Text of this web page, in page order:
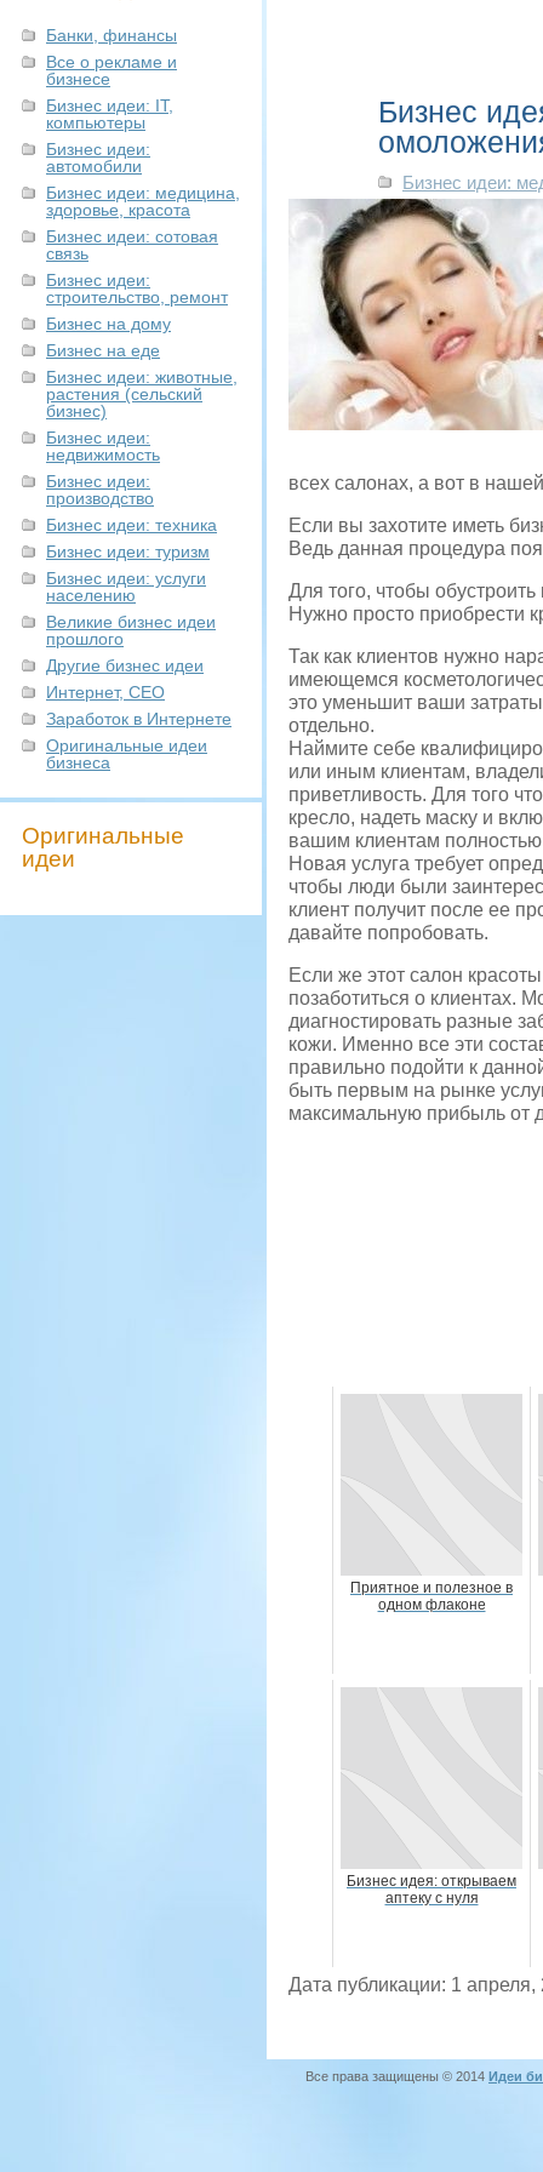
Банки, финансы
Все о рекламе и
бизнесе
Бизнес идеи: IT,
компьютеры
Бизнес идеи:
автомобили
Бизнес идеи: медицина,
здоровье, красота
Бизнес идеи: сотовая
связь
Бизнес идеи:
строительство, ремонт
Бизнес на дому
Бизнес на еде
Бизнес идеи: животные,
растения (сельский
бизнес)
Бизнес идеи:
недвижимость
Бизнес идеи:
производство
Бизнес идеи: техника
Бизнес идеи: туризм
Бизнес идеи: услуги
населению
Великие бизнес идеи
прошлого
Другие бизнес идеи
Интернет, СЕО
Заработок в Интернете
Оригинальные идеи
бизнеса
Оригинальные
идеи
Бизнес
Бизнес идеи:
всех салонах, а вот в
Если вы захотите иметь
Ведь данная процедура
Для того, чтобы
Нужно просто приобрести
Так как клиентов нужно
имеющемся
это уменьшит ваши
отдельно.
Наймите себе
или иным клиентам,
приветливость. Для того
кресло, надеть маску и
вашим клиентам
Новая услуга требует
чтобы люди были
клиент получит после ее
давайте попробовать.
Если же этот салон
позаботиться о клиентах.
диагностировать разные
кожи. Именно все эти
правильно подойти к
быть первым на рынке
максимальную прибыль от
Приятное и полезное в
одном флаконе
Бизнес идея: открываем
аптеку с нуля
Дата публикации: 1 апреля,
Все права защищены © 2014 Идеи